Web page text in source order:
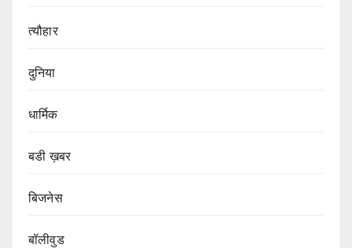
त्यौहार
दुनिया
धार्मिक
बडी ख़बर
बिजनेस
बॉलीवुड